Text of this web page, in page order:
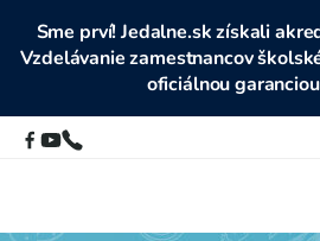
Sme prví! Jedalne.sk získali
Vzdelávanie zamestnancov
oficiálnou